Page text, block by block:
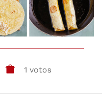
1 votos